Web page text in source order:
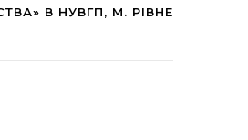
В НУВГП, М. РІВНЕ